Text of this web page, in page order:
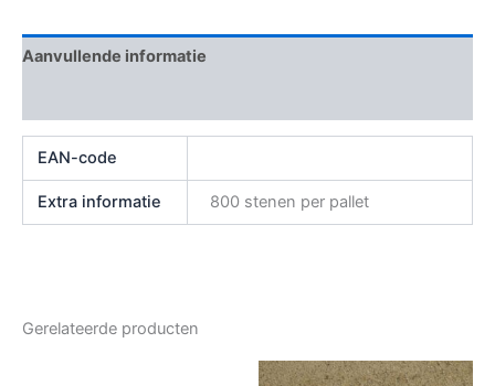
Aanvullende informatie
EAN-code
Extra informatie 800 stenen per pallet
Gerelateerde producten